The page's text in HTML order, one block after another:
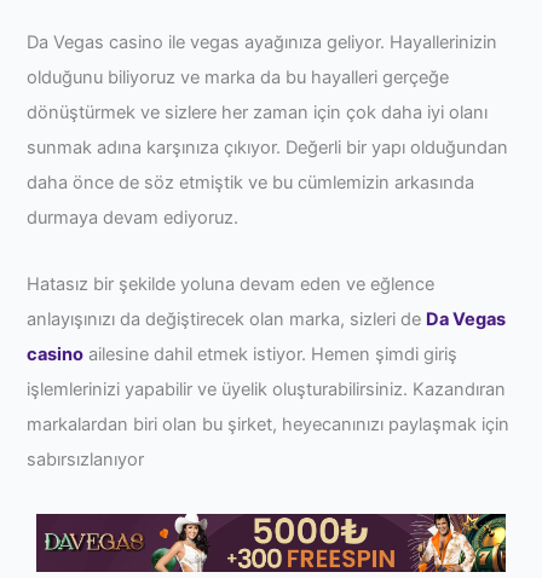
Da Vegas casino ile vegas ayağınıza geliyor. Hayallerinizin
olduğunu biliyoruz ve marka da bu hayalleri gerçeğe
dönüştürmek ve sizlere her zaman için çok daha iyi olanı
sunmak adına karşınıza çıkıyor. Değerli bir yapı olduğundan
daha önce de söz etmiştik ve bu cümlemizin arkasında
durmaya devam ediyoruz.
Hatasız bir şekilde yoluna devam eden ve eğlence
anlayışınızı da değiştirecek olan marka, sizleri de Da Vegas
casino ailesine dahil etmek istiyor. Hemen şimdi giriş
işlemlerinizi yapabilir ve üyelik oluşturabilirsiniz. Kazandıran
markalardan biri olan bu şirket, heyecanınızı paylaşmak için
sabırsızlanıyor